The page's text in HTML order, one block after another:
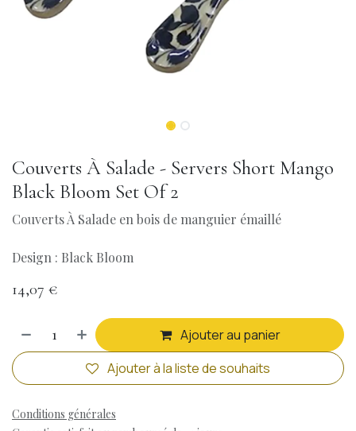
Couverts À Salade - Servers Short Mango
Black Bloom Set Of 2
Couverts À Salade en bois de manguier émaillé
Design : Black Bloom
14,07 €
Ajouter au panier
Ajouter à la liste de souhaits
Conditions générales